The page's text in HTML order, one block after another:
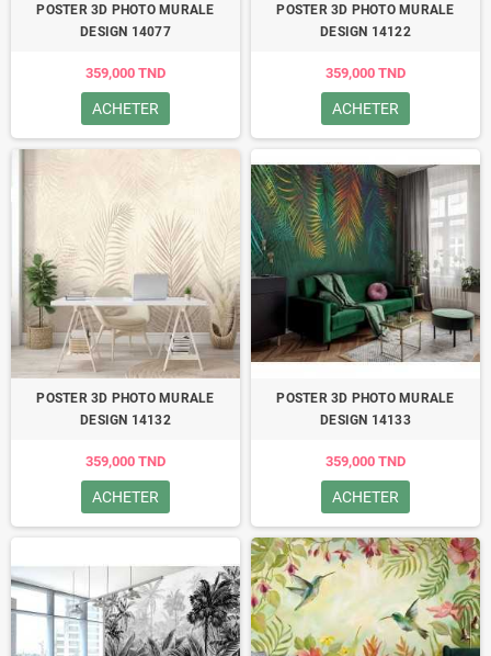
POSTER 3D PHOTO MURALE
DESIGN 14077
359,000 TND
ACHETER
POSTER 3D PHOTO MURALE
DESIGN 14122
359,000 TND
ACHETER
POSTER 3D PHOTO MURALE
DESIGN 14132
359,000 TND
ACHETER
POSTER 3D PHOTO MURALE
DESIGN 14133
359,000 TND
ACHETER